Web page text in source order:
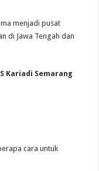
menjadi pusat
di Jawa Tengah dan
Kariadi Semarang
cara untuk